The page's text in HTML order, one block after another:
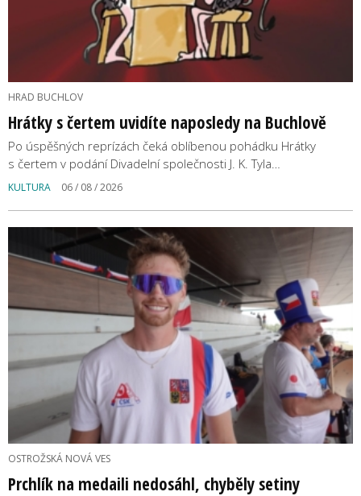
HRAD BUCHLOV
Hrátky s čertem uvidíte naposledy na Buchlově
Po úspěšných reprízách čeká oblíbenou pohádku Hrátky
s čertem v podání Divadelní společnosti J. K. Tyla…
KULTURA 06 / 08 / 2026
OSTROŽSKÁ NOVÁ VES
Prchlík na medaili nedosáhl, chyběly setiny